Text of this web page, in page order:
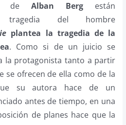
Alban Berg están
tragedia del hombre
plantea la tragedia de la
. Como si de un juicio se
la protagonista tanto a partir
se ofrecen de ella como de la
su autora hace de un
antes de tiempo, en una
de planes hace que la